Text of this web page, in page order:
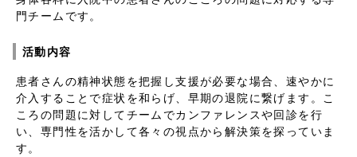
門チームです。
活動内容
患者さんの精神状態を把握し支援が必要な場合、速やかに
介入することで症状を和らげ、早期の退院に繋げます。こ
ころの問題に対してチームでカンファレンスや回診を行
い、専門性を活かして各々の視点から解決策を探っていま
す。